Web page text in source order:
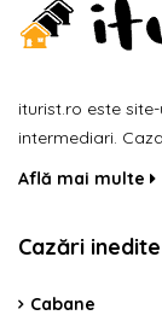
iturist.ro este
intermediari.
Află mai multe
Cazări inedite
Cabane